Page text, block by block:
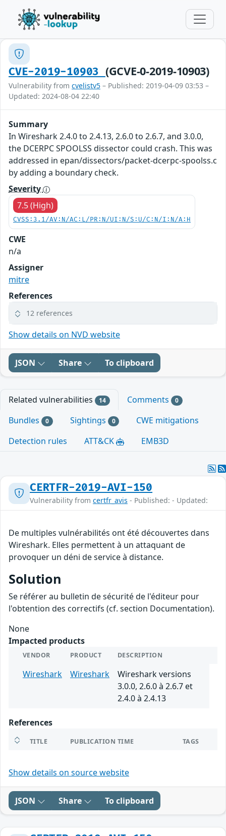
CVE-2019-10903 (GCVE-0-2019-10903)
Vulnerability from cvelistv5 – Published: 2019-04-09 03:53 –
Updated: 2024-08-04 22:40
Summary
In Wireshark 2.4.0 to 2.4.13, 2.6.0 to 2.6.7, and 3.0.0,
the DCERPC SPOOLSS dissector could crash. This was
addressed in epan/dissectors/packet-dcerpc-spoolss.c
by adding a boundary check.
Severity
7.5 (High)
CVSS:3.1/AV:N/AC:L/PR:N/UI:N/S:U/C:N/I:N/A:H
CWE
n/a
Assigner
mitre
References
12 references
Show details on NVD website
JSON Share To clipboard
Related vulnerabilities 14 Comments 0
Bundles 0 Sightings 0
CWE mitigations
Detection rules
ATT&CK EMB3D
CERTFR-2019-AVI-150
Vulnerability from certfr_avis - Published: - Updated:
De multiples vulnérabilités ont été découvertes dans
Wireshark. Elles permettent à un attaquant de
provoquer un déni de service à distance.
Solution
Se référer au bulletin de sécurité de l'éditeur pour
l'obtention des correctifs (cf. section Documentation).
None
Impacted products
VENDOR PRODUCT DESCRIPTION
Wireshark Wireshark
Wireshark versions
3.0.0, 2.6.0 à 2.6.7 et
2.4.0 à 2.4.13
References
TITLE PUBLICATION TIME TAGS
Show details on source website
JSON Share To clipboard